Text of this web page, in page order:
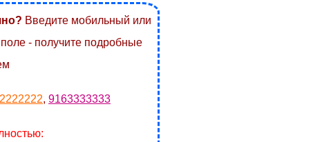
Введите мобильный или
- получите подробные
, 9163333333